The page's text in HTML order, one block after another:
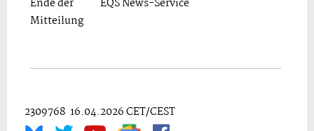
Mitteilung
2309768 16.04.2026 CET/CEST